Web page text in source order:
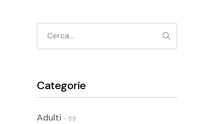
Categorie
Adulti - 59